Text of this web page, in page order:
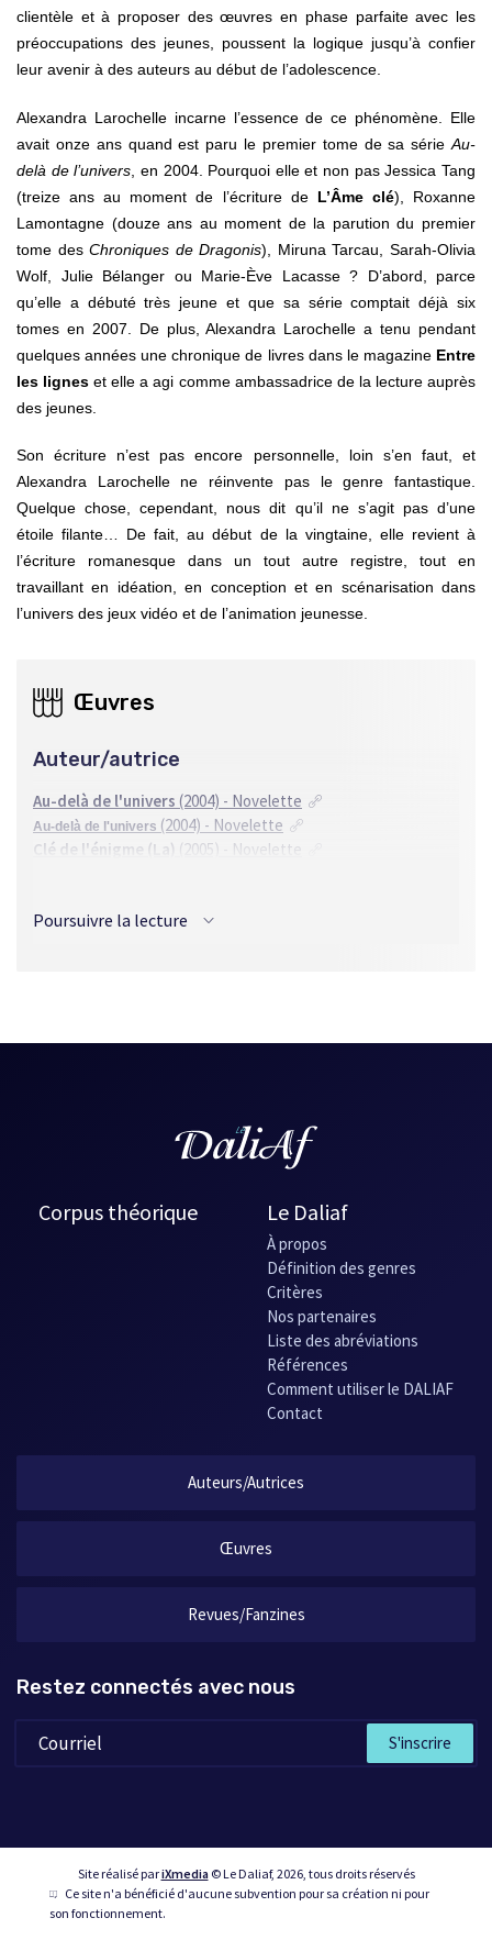
clientèle et à proposer des œuvres en phase parfaite avec les
préoccupations des jeunes, poussent la logique jusqu’à confier
leur avenir à des auteurs au début de l’adolescence.
Alexandra Larochelle incarne l’essence de ce phénomène. Elle
avait onze ans quand est paru le premier tome de sa série Au-
delà de l’univers , en 2004. Pourquoi elle et non pas Jessica Tang
(treize ans au moment de l’écriture de L’Âme clé), Roxanne
Lamontagne (douze ans au moment de la parution du premier
tome desChroniques de Dragonis), Miruna Tarcau, Sarah-Olivia
Wolf, Julie Bélanger ou Marie-Ève Lacasse ? D’abord, parce
qu’elle a débuté très jeune et que sa série comptait déjà six
tomes en 2007. De plus, Alexandra Larochelle a tenu pendant
quelques années une chronique de livres dans le magazine Entre
les lignes et elle a agi comme ambassadrice de la lecture auprès
des jeunes.
Son écriture n’est pas encore personnelle, loin s’en faut, et
Alexandra Larochelle ne réinvente pas le genre fantastique.
Quelque chose, cependant, nous dit qu’il ne s’agit pas d’une
étoile filante… De fait, au début de la vingtaine, elle revient à
l’écriture romanesque dans un tout autre registre, tout en
travaillant en idéation, en conception et en scénarisation dans
l’univers des jeux vidéo et de l’animation jeunesse.
Œuvres
Auteur/autrice
Au-delà de l'univers (2004) - Novelette
Au-delà de l'univers (2004) - Novelette
Clé de l'énigme (La) (2005) - Novelette
Mission périlleuse en Erianigami
Poursuivre la lecture
Corpus théorique Le Daliaf
À propos
Définition des genres
Critères
Nos partenaires
Liste des abréviations
Références
Comment utiliser le DALIAF
Contact
Auteurs/Autrices
Œuvres
Revues/Fanzines
Restez connectés avec nous
S'inscrire
Site réalisé pariXmedia© Le Daliaf, 2026, tous droits réservés
Ce site n'a bénéficié d'aucune subvention pour sa création ni pour
son fonctionnement.